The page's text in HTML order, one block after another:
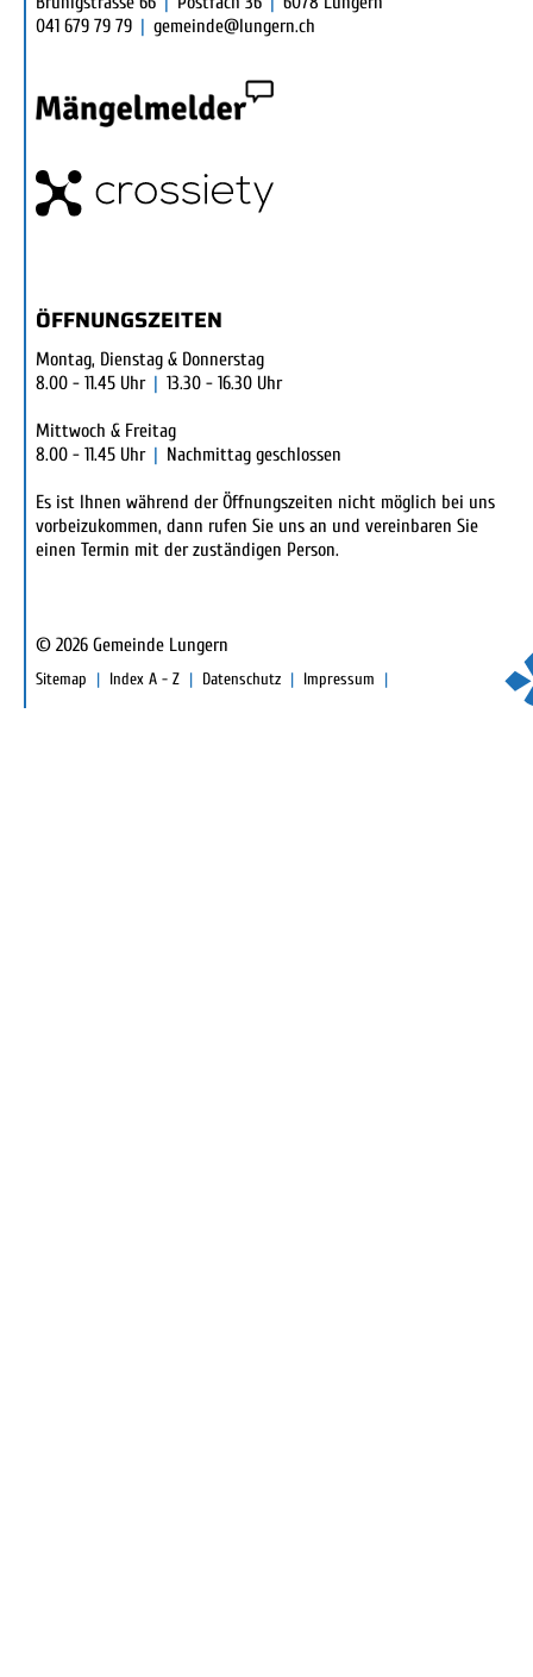
041 679 79 79 | gemeinde@lungern.ch
ÖFFNUNGSZEITEN
Montag, Dienstag & Donnerstag
8.00 - 11.45 Uhr
13.30 - 16.30 Uhr
Mittwoch & Freitag
8.00 - 11.45 Uhr
Nachmittag geschlossen
Es ist Ihnen während der Öffnungszeiten nicht möglich bei uns
vorbeizukommen, dann rufen Sie uns an und vereinbaren Sie
einen Termin mit der zuständigen Person.
© 2026 Gemeinde Lungern
TOOLBAR
Sitemap Index A - Z Datenschutz Impressum